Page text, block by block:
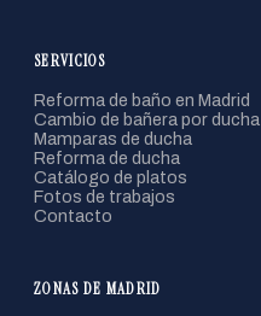
SERVICIOS
Reforma de baño en Madrid
Cambio de bañera por ducha
Mamparas de ducha
Reforma de ducha
Catálogo de platos
Fotos de trabajos
Contacto
ZONAS DE MADRID